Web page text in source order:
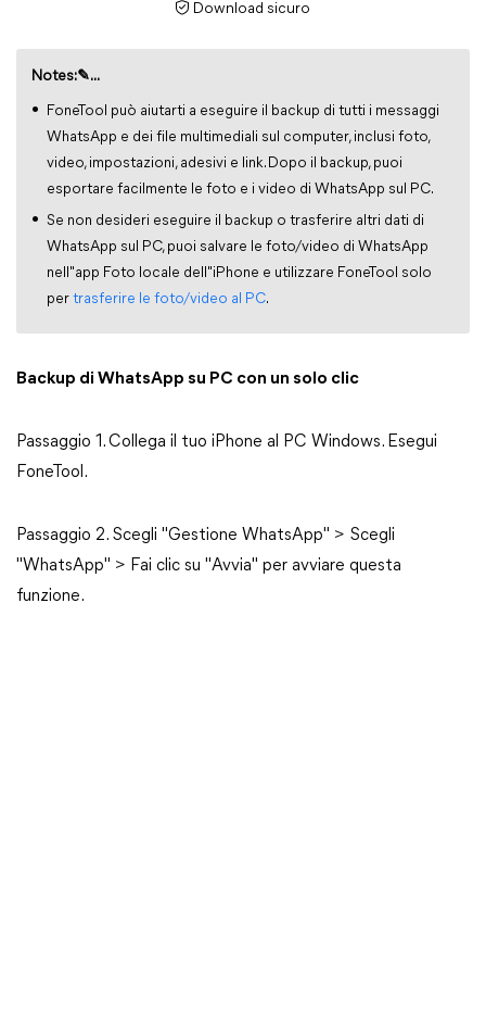
Download sicuro
Notes:✎...
FoneTool può aiutarti a eseguire il backup di tutti i messaggi
WhatsApp e dei file multimediali sul computer, inclusi foto,
video, impostazioni, adesivi e link. Dopo il backup, puoi
esportare facilmente le foto e i video di WhatsApp sul PC.
Se non desideri eseguire il backup o trasferire altri dati di
WhatsApp sul PC, puoi salvare le foto/video di WhatsApp
nell"app Foto locale dell"iPhone e utilizzare FoneTool solo
per trasferire le foto/video al PC.
Backup di WhatsApp su PC con un solo clic
Passaggio 1. Collega il tuo iPhone al PC Windows. Esegui
FoneTool.
Passaggio 2. Scegli "Gestione WhatsApp" > Scegli
"WhatsApp" > Fai clic su "Avvia" per avviare questa
funzione.